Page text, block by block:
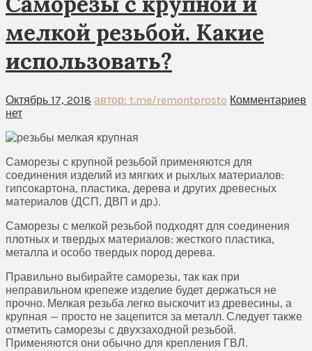
мелкой резьбой. Какие
использовать?
Октябрь 17, 2018 автор: t.me/remontprosto Комментариев
нет
Саморезы с крупной резьбой применяются для
соединения изделий из мягких и рыхлых материалов:
гипсокартона, пластика, дерева и других древесных
материалов (ДСП, ДВП и др.).
Саморезы с мелкой резьбой подходят для соединения
плотных и твердых материалов: жесткого пластика,
металла и особо твердых пород дерева.
Правильно выбирайте саморезы, так как при
неправильном крепеже изделие будет держаться не
прочно. Мелкая резьба легко выскочит из древесины, а
крупная — просто не зацепится за металл. Следует также
отметить саморезы с двухзаходной резьбой.
Применяются они обычно для крепления ГВЛ.